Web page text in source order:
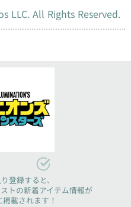
LLC. All Rights Reserved.
登録すると、
トの新着アイテム情報が
載されます！